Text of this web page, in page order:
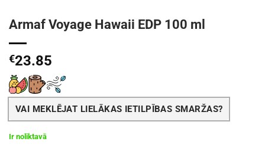
Armaf Voyage Hawaii EDP 100 ml
€23.85
VAI MEKLĒJAT LIELĀKAS IETILPĪBAS SMARŽAS?
Ir noliktavā